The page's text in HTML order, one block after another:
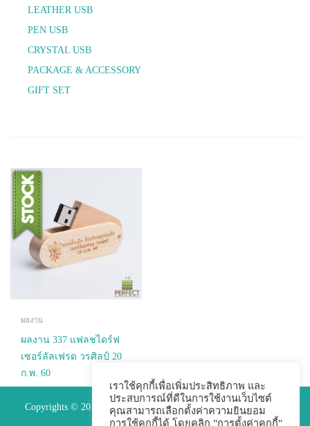
LEATHER USB
PEN USB
CRYSTAL USB
PACKAGE & ACCESSORY
GIFT SET
ผลงาน
ผลงาน 337 แฟลชไดร์ฟ
เซอร์ลัลเฟรด วรศิลป์ 20
ก.พ. 60
Copyrights © 2015 Premium Perfect Co.,ltd. All Rights Reserved.
เราใช้คุกกี้เพื่อเพิ่มประสิทธิภาพ และ
ประสบการณ์ที่ดีในการใช้งานเว็บไซต์
คุณสามารถเลือกตั้งค่าความยินยอม
การใช้คุกกี้ได้ โดยคลิก "การตั้งค่าคุกกี้"